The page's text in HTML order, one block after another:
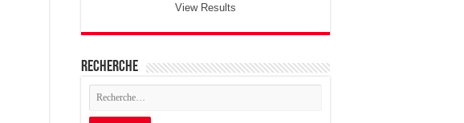
View Results
Recherche